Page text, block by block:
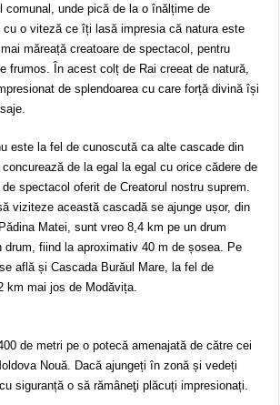
comunal, unde pică de la o înălțime de
cu o viteză ce îți lasă impresia că natura este
măreață creatoare de spectacol, pentru
frumos. În acest colț de Rai creeat de natură,
de splendoarea cu care forță divină își
este la fel de cunoscută ca alte cascade din
de la egal la egal cu orice cădere de
spectacol oferit de Creatorul nostru suprem.
viziteze această cascadă se ajunge ușor, din
Matei, sunt vreo 8,4 km pe un drum
drum, fiind la aproximativ 40 m de șosea. Pe
află și Cascada Burăul Mare, la fel de
km mai jos de Modăvița.
de metri pe o potecă amenajată de către cei
Nouă. Dacă ajungeți în zonă și vedeți
siguranță o să rămâneţi plăcuți impresionați.